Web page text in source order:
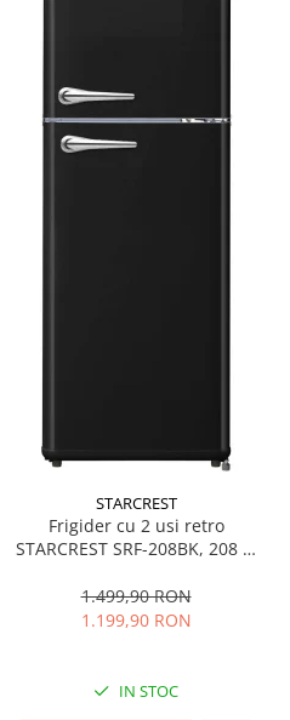
STARCREST
Frigider cu 2 usi retro
STARCREST SRF-208BK, 208 L,
Iluminare LED, Termostat
Reglabil, H 147 cm, Negru
1.499,90 RON
1.199,90 RON
IN STOC